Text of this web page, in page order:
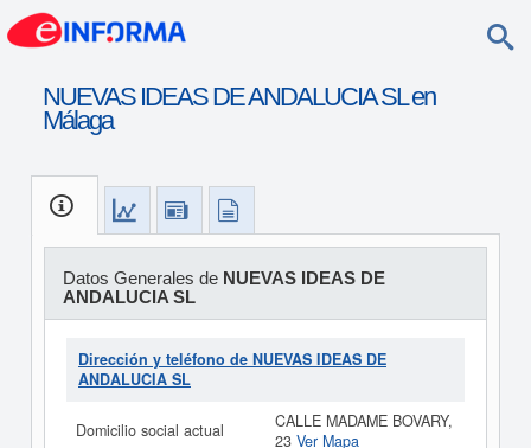
NUEVAS IDEAS DE ANDALUCIA SL en
Málaga
Datos Generales de NUEVAS IDEAS DE
ANDALUCIA SL
Dirección y teléfono de NUEVAS IDEAS DE
ANDALUCIA SL
Domicilio social actual
CALLE MADAME BOVARY,
23 Ver Mapa